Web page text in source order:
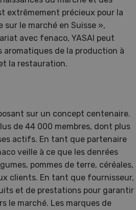
extrêmement précieux pour la
sur le marché en Suisse »,
avec fenaco, YASAI peut
de la production à
la restauration.
sur un concept centenaire.
de 44 000 membres, dont plus
actifs. En tant que partenaire
veille à ce que les denrées
pommes de terre, céréales,
clients. En tant que fournisseur,
et de prestations pour garantir
le marché. Les marques de
10-11